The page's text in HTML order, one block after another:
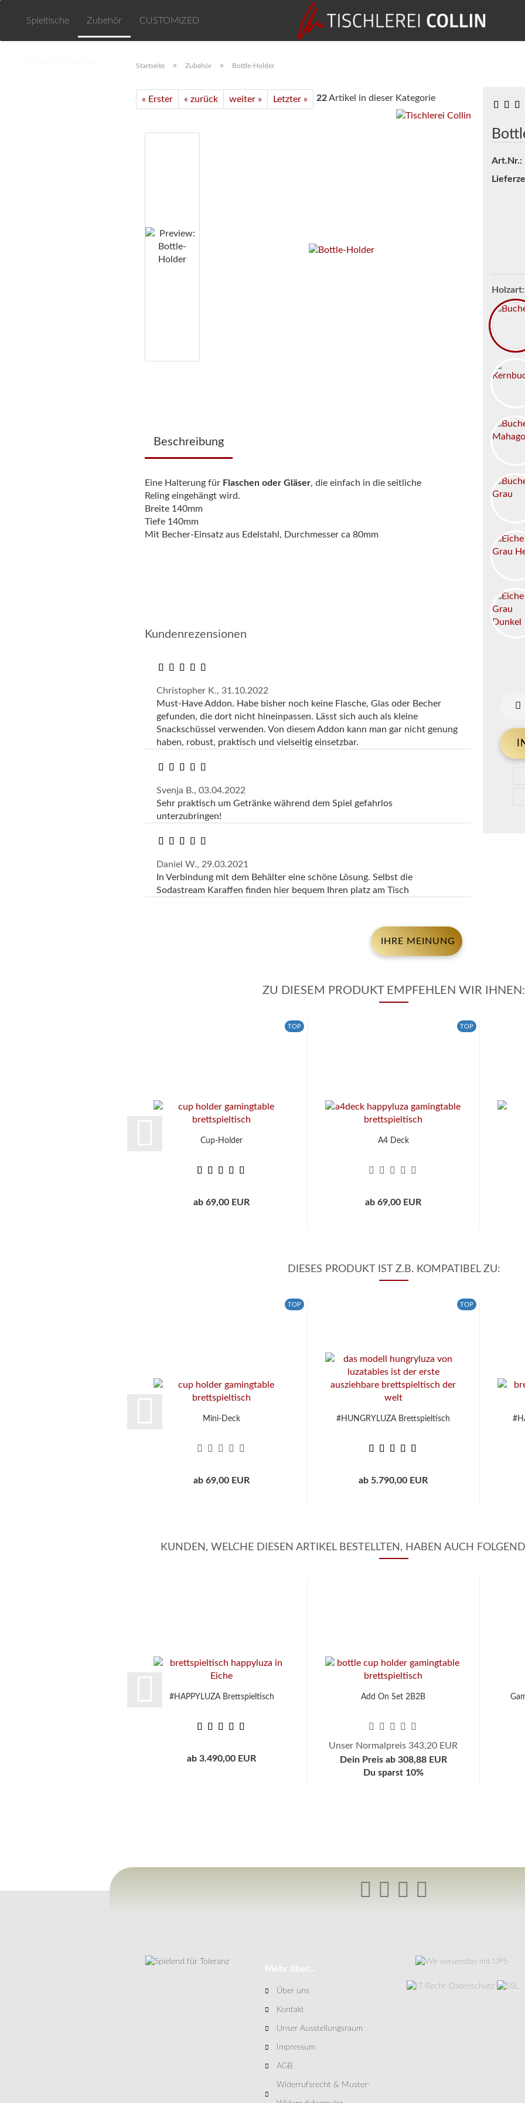
Spieltische Zubehör CUSTOMIZED
Startseite » Zubehör » Bottle-Holder
« Erster « zurück weiter » Letzter » 22Artikel in dieser Kategorie
Art.Nr.:
Holzart:
Beschreibung
Eine Halterung für Flaschen oder Gläser, die einfach in die seitliche
Reling eingehängt wird.
Breite 140mm
Tiefe 140mm
Mit Becher-Einsatz aus Edelstahl, Durchmesser ca 80mm
Kundenrezensionen
Christopher K., 31.10.2022
Must-Have Addon. Habe bisher noch keine Flasche, Glas oder Becher
gefunden, die dort nicht hineinpassen. Lässt sich auch als kleine
Snackschüssel verwenden. Von diesem Addon kann man gar nicht genung
haben, robust, praktisch und vielseitig einsetzbar.
Svenja B., 03.04.2022
Sehr praktisch um Getränke während dem Spiel gefahrlos
unterzubringen!
Daniel W., 29.03.2021
In Verbindung mit dem Behälter eine schöne Lösung. Selbst die
Sodastream Karaffen finden hier bequem Ihren platz am Tisch
IHRE MEINUNG
ZU DIESEM PRODUKT EMPFEHLEN WIR IHNEN:
TOP
Cup-Holder
ab 69,00 EUR
TOP
A4 Deck
ab 69,00 EUR
DIESES PRODUKT IST Z.B. KOMPATIBEL ZU:
TOP
Mini-Deck
ab 69,00 EUR
TOP
#HUNGRYLUZA Brettspieltisch
ab 5.790,00 EUR
KUNDEN, WELCHE DIESEN ARTIKEL BESTELLTEN, HABEN AUCH
#HAPPYLUZA Brettspieltisch
ab 3.490,00 EUR
Add On Set 2B2B
Unser Normalpreis 343,20 EUR
Dein Preis ab 308,88 EUR
Du sparst 10%
Mehr über...
Über uns
Kontakt
Unser Ausstellungsraum
Impressum
AGB
Widerrufsrecht & Muster-